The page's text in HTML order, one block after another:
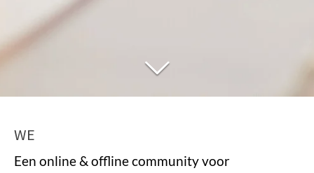
WE
Een online & offline community voor